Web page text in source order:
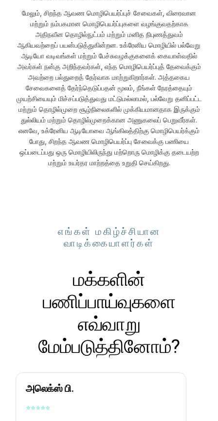
மேலும், சிறந்த ஆவண மொழிபெயர்ப்புச் சேவைகள், விரைவான
மற்றும் நம்பகமான மொழிபெயர்ப்புகளை வழங்குவதற்காக
அதிநவீன தொழில்நுட்பம் மற்றும் மனித நிபுணத்துவம்
ஆகியவற்றைப் பயன்படுத்துகின்றன. உக்ரேனிய மொழியில் பல்வேறு
ஆடியோ வடிவங்கள் மற்றும் பேச்சுவழக்குகளைக் கையாள்வதில்
அவர்கள் நன்கு அறிந்தவர்கள், எந்த மொழிபெயர்ப்புத் தேவைக்கும்
அவற்றை பல்துறைத் தேர்வாக மாற்றுகிறார்கள். அத்தகைய
சேவைகளைத் தேர்ந்தெடுப்பதன் மூலம், நீங்கள் நேரத்தையும்
முயற்சியையும் மிச்சப்படுத்துவது மட்டுமல்லாமல், பல்வேறு தனிப்பட்ட
மற்றும் தொழில்முறை சூழ்நிலைகளில் முக்கியமானதாக இருக்கும்
துல்லியம் மற்றும் தொழில்முறைக்கான அணுகலைப் பெறுவீர்கள்.
எனவே, உக்ரேனிய ஆடியோவை ஆங்கிலத்திற்கு மொழிபெயர்க்கும்
போது, சிறந்த ஆவண மொழிபெயர்ப்பு சேவைக்கு பணியை
ஒப்படைப்பது ஒரு மொழியிலிருந்து மற்றொரு மொழிக்கு தடையற்ற
மற்றும் உயர்தர மாற்றத்தை உறுதி செய்கிறது.
எங்கள் மகிழ்ச்சியான
வாடிக்கையாளர்கள்
மக்களின்
பணிப்பாய்வுகளை
எவ்வாறு
மேம்படுத்தினோம்?
அலெக்ஸ் பி.
⭐⭐⭐⭐⭐